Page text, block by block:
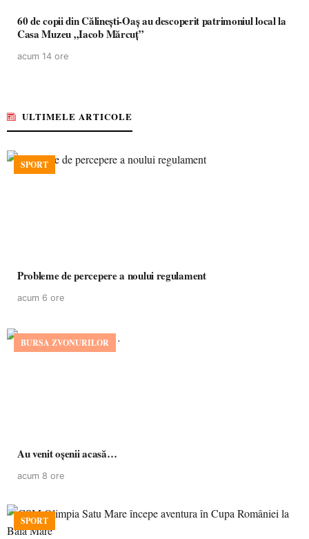
60 de copii din Călinești-Oaș au descoperit patrimoniul local la
Casa Muzeu „Iacob Mărcuț”
acum 14 ore
ULTIMELE ARTICOLE
SPORT
Probleme de percepere a noului regulament
acum 6 ore
BURSA ZVONURILOR
Au venit oșenii acasă…
acum 8 ore
SPORT